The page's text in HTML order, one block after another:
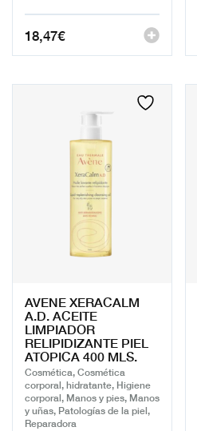
18,47€
AVENE XERACALM
A.D. ACEITE
LIMPIADOR
RELIPIDIZANTE PIEL
ATOPICA 400 MLS.
Cosmética, Cosmética
corporal, hidratante, Higiene
corporal, Manos y pies, Manos
y uñas, Patologías de la piel,
Reparadora